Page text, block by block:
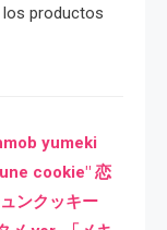
productos
yumeki
cookie" 恋
ンクッキー